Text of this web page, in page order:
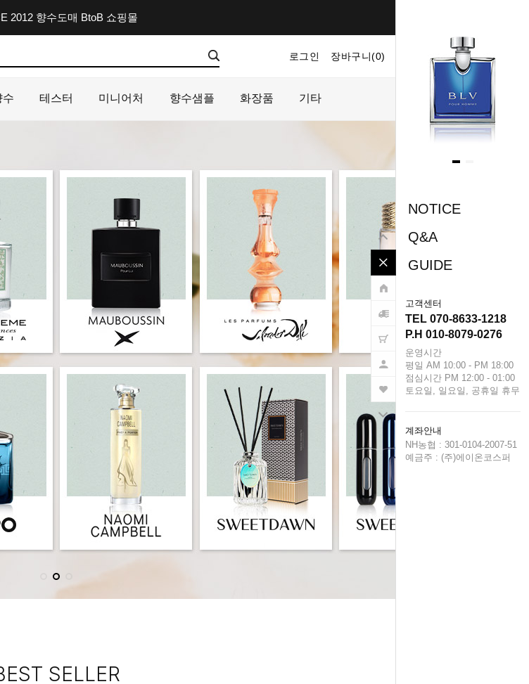
NOTICE
Q&A
GUIDE
고객센터
TEL 070-8633-1218
P.H 010-8079-0276
운영시간
평일 AM 10:00 - PM 18:00
점심시간 PM 12:00 - 01:00
토요일, 일요일, 공휴일 휴무
계좌안내
NH농협 : 301-0104-2007-51
예금주 : (주)에이온코스퍼
2012 향수도매 BtoB 쇼핑몰
로그인 장바구니(0) 마이페이지 주문내역
수 테스터 미니어처 향수샘플 화장품 기타
SELLER